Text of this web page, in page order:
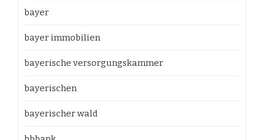
bayer
bayer immobilien
bayerische versorgungskammer
bayerischen
bayerischer wald